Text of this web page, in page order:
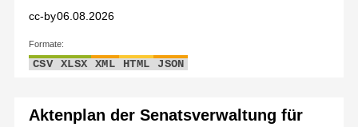
cc-by06.08.2026
Formate:
CSV XLSX XML HTML JSON
Aktenplan der Senatsverwaltung für